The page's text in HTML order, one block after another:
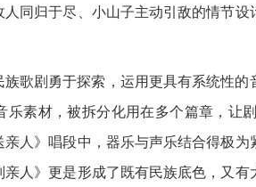
同归于尽、小山子主动引敌的情节
剧勇于探索，运用更具有系统性的
乐素材，被拆分化用在多个篇章，
亲人》唱段中，器乐与声乐结合得极
亲人》更是形成了既有民族底色，又